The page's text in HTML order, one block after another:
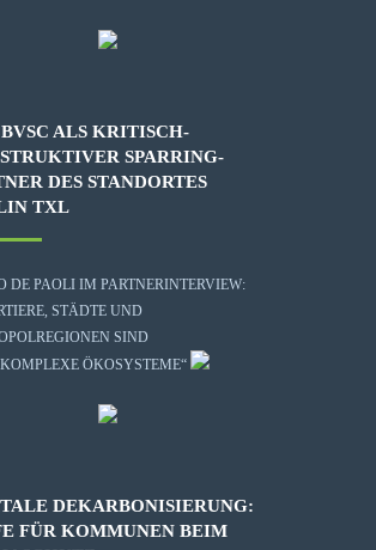
ALS KRITISCH-
SPARRING-
DES STANDORTES
TXL
DE PAOLI IM PARTNERINTERVIEW:
STÄDTE UND
SIND
ÖKOSYSTEME“
DEKARBONISIERUNG:
FÜR KOMMUNEN BEIM